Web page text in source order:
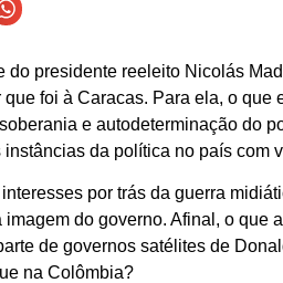
presidente reeleito Nicolás
foi à Caracas. Para ela, o que
e autodeterminação do
da política no país com
por trás da guerra
do governo. Afinal, o que
de governos satélites de
na Colômbia?